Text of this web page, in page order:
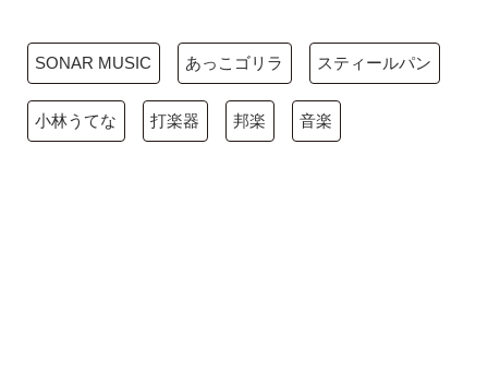
SONAR MUSIC あっこゴリラ スティールパン
小林うてな 打楽器 邦楽 音楽